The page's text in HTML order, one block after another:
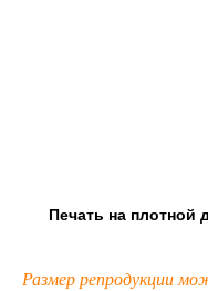
Печать на плотной
Размер репродукции